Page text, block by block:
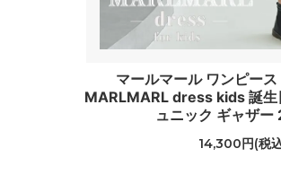
マールマール ワンピー
MARLMARL dress kids 誕生
ュニック ギャザー
14,300円(税